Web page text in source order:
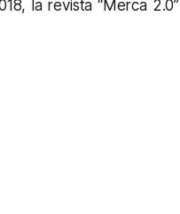
la revista “Merca 2.0”